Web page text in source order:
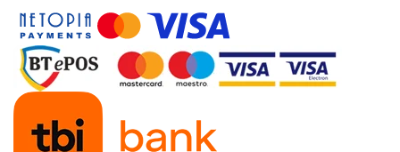
Lumina (Becuri si Lanterne)
Laptop & PC accesorii, baterii,
cabluri USB, prelungitoare USB
Cablu de date si Adaptoare
Solutii solare portabile
Lichidare de stoc